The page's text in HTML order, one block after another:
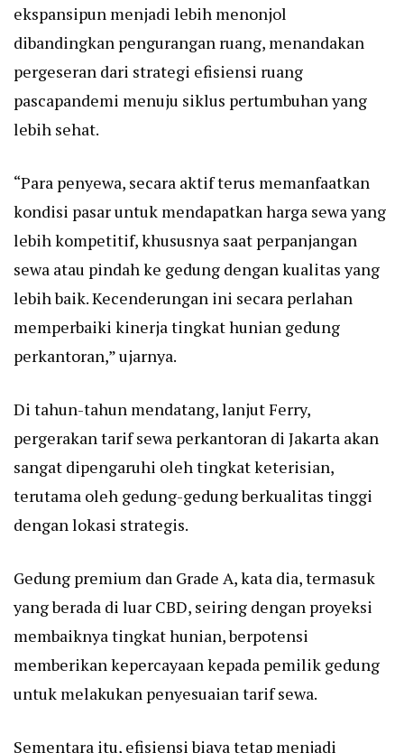
ekspansipun menjadi lebih menonjol
dibandingkan pengurangan ruang, menandakan
pergeseran dari strategi efisiensi ruang
pascapandemi menuju siklus pertumbuhan yang
lebih sehat.
“Para penyewa, secara aktif terus memanfaatkan
kondisi pasar untuk mendapatkan harga sewa yang
lebih kompetitif, khususnya saat perpanjangan
sewa atau pindah ke gedung dengan kualitas yang
lebih baik. Kecenderungan ini secara perlahan
memperbaiki kinerja tingkat hunian gedung
perkantoran,” ujarnya.
Di tahun-tahun mendatang, lanjut Ferry,
pergerakan tarif sewa perkantoran di Jakarta akan
sangat dipengaruhi oleh tingkat keterisian,
terutama oleh gedung-gedung berkualitas tinggi
dengan lokasi strategis.
Gedung premium dan Grade A, kata dia, termasuk
yang berada di luar CBD, seiring dengan proyeksi
membaiknya tingkat hunian, berpotensi
memberikan kepercayaan kepada pemilik gedung
untuk melakukan penyesuaian tarif sewa.
Sementara itu, efisiensi biaya tetap menjadi